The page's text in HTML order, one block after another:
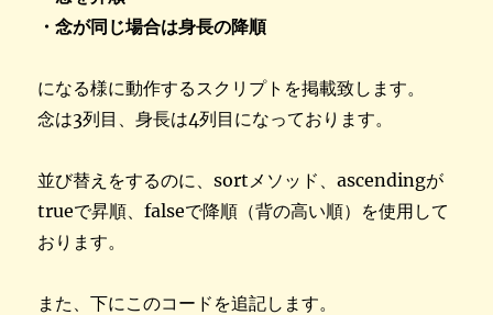
・念が同じ場合は身長の降順
になる様に動作するスクリプトを掲載致します。
念は3列目、身長は4列目になっております。
並び替えをするのに、sortメソッド、ascendingが
trueで昇順、falseで降順（背の高い順）を使用して
おります。
また、下にこのコードを追記します。